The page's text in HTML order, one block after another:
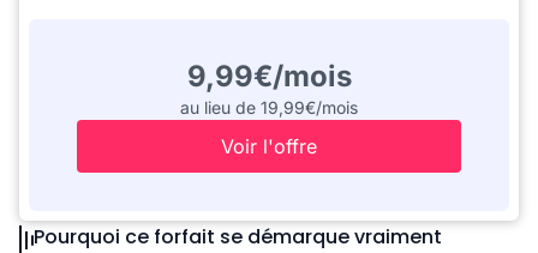
9,99€/mois
au lieu de 19,99€/mois
Voir l'offre
Pourquoi ce forfait se démarque vraiment